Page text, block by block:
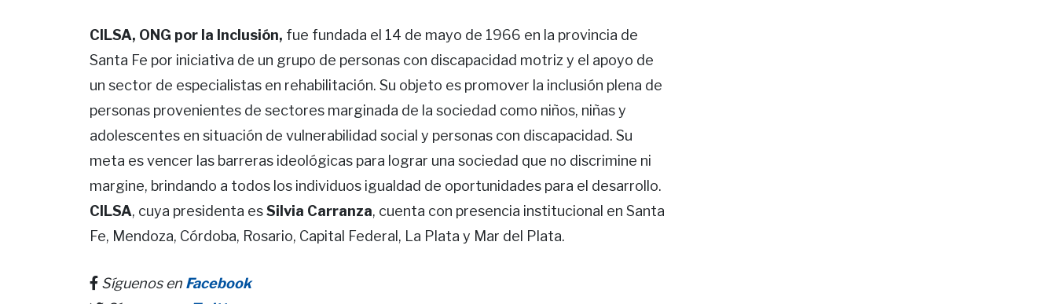
CILSA, ONG por la Inclusión, fue fundada el 14 de mayo de 1966 en la provincia de
Santa Fe por iniciativa de un grupo de personas con discapacidad motriz y el apoyo de
un sector de especialistas en rehabilitación. Su objeto es promover la inclusión plena de
personas provenientes de sectores marginada de la sociedad como niños, niñas y
adolescentes en situación de vulnerabilidad social y personas con discapacidad. Su
meta es vencer las barreras ideológicas para lograr una sociedad que no discrimine ni
margine, brindando a todos los individuos igualdad de oportunidades para el desarrollo.
CILSA, cuya presidenta esSilvia Carranza, cuenta con presencia institucional en Santa
Fe, Mendoza, Córdoba, Rosario, Capital Federal, La Plata y Mar del Plat​a.
Síguenos en Facebook